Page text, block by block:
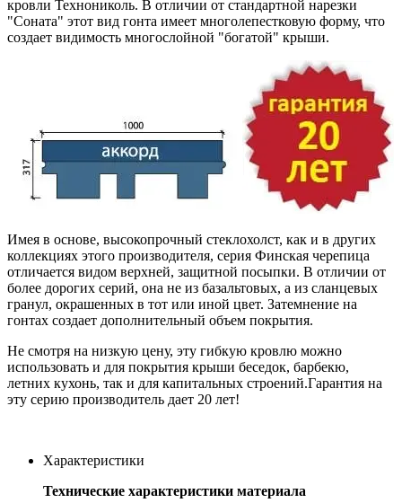
кровли Технониколь. В отличии от стандартной нарезки
"Соната" этот вид гонта имеет многолепестковую форму, что
создает видимость многослойной "богатой" крыши.
Имея в основе, высокопрочный стеклохолст, как и в других
коллекциях этого производителя, серия Финская черепица
отличается видом верхней, защитной посыпки. В отличии от
более дорогих серий, она не из базальтовых, а из сланцевых
гранул, окрашенных в тот или иной цвет. Затемнение на
гонтах создает дополнительный объем покрытия.
Не смотря на низкую цену, эту гибкую кровлю можно
использовать и для покрытия крыши беседок, барбекю,
летних кухонь, так и для капитальных строений.Гарантия на
эту серию производитель дает 20 лет!
Характеристики
Технические характеристики материала